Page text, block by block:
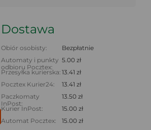
Dostawa
Obiór osobisty:
Bezpłatnie
Automaty i punkty
odbioru Pocztex:
5.00 zł
Przesyłka kurierska: 13.41 zł
Pocztex Kurier24:
13.41 zł
Paczkomaty
InPost:
13.50 zł
Kurier InPost:
15.00 zł
Automat Pocztex:
15.00 zł